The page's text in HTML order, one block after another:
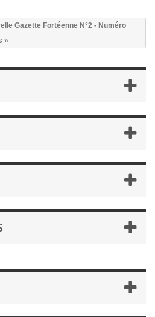
Gazette Fortéenne N°2 - Numéro
»